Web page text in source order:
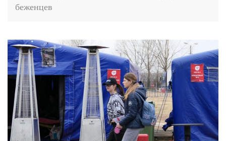
беженцев